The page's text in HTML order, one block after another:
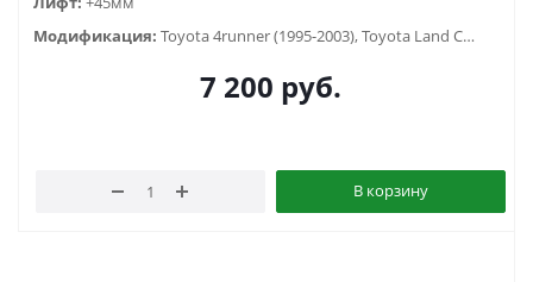
Модификация:
Toyota 4runner (1995-2003), Toyota Land Cruiser Prado 90/95 (1996-2002)
7 200 руб.
В корзину